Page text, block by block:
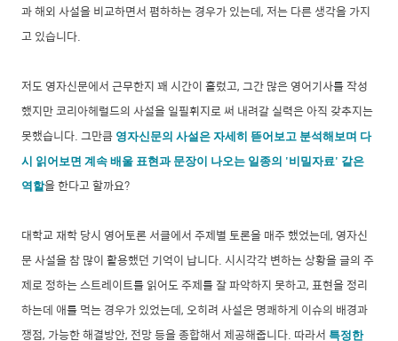
과 해외 사설을 비교하면서 폄하하는 경우가 있는데, 저는 다른 생각을 가지
고 있습니다.
저도 영자신문에서 근무한지 꽤 시간이 흘렀고, 그간 많은 영어기사를 작성
했지만 코리아헤럴드의 사설을 일필휘지로 써 내려갈 실력은 아직 갖추지는
못했습니다. 그만큼 영자신문의 사설은 자세히 뜯어보고 분석해보며 다
시 읽어보면 계속 배울 표현과 문장이 나오는 일종의 '비밀자료' 같은
역할을 한다고 할까요?
대학교 재학 당시 영어토론 서클에서 주제별 토론을 매주 했었는데, 영자신
문 사설을 참 많이 활용했던 기억이 납니다. 시시각각 변하는 상황을 글의 주
제로 정하는 스트레이트를 읽어도 주제를 잘 파악하지 못하고, 표현을 정리
하는데 애를 먹는 경우가 있었는데, 오히려 사설은 명쾌하게 이슈의 배경과
쟁점, 가능한 해결방안, 전망 등을 종합해서 제공해줍니다. 따라서 특정한